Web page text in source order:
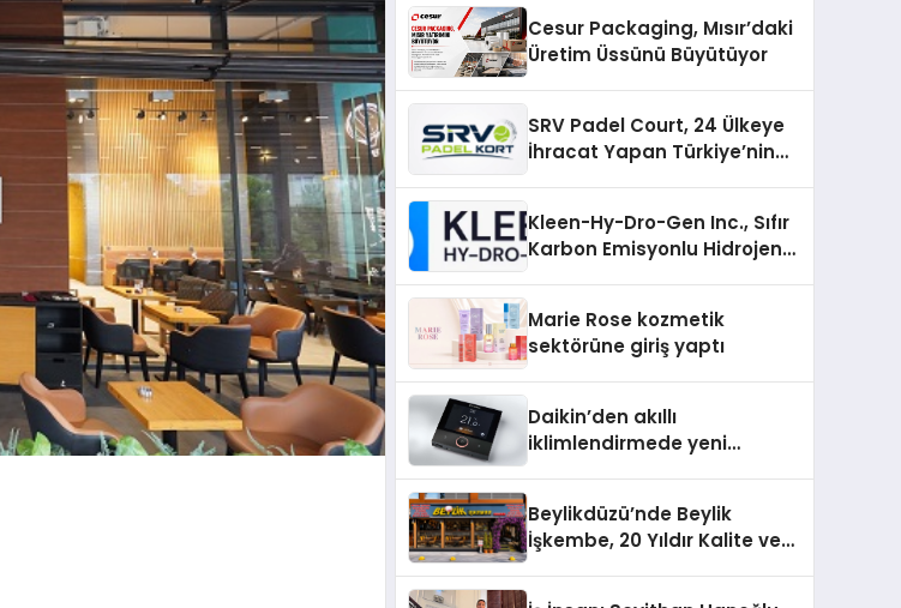
Cesur Packaging, Mısır’daki
Üretim Üssünü Büyütüyor
SRV Padel Court, 24 Ülkeye
İhracat Yapan Türkiye’nin
Kleen-Hy-Dro-Gen Inc., Sıfır
Karbon Emisyonlu Hidrojen
Aldı
Marie Rose kozmetik
sektörüne giriş yaptı
Daikin’den akıllı
iklimlendirmede yeni
Beylikdüzü’nde Beylik
İşkembe, 20 Yıldır Kalite ve